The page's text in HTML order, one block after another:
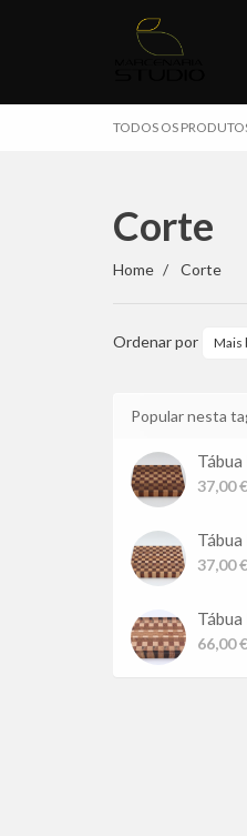
TODOS OS
Corte
Corte
Home Corte
Ordenar por Mais
Popular nesta
37,00 €
37,00 €
66,00 €